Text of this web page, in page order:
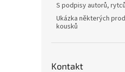
S podpisy autorů,
Ukázka některých
kousků
Kontakt